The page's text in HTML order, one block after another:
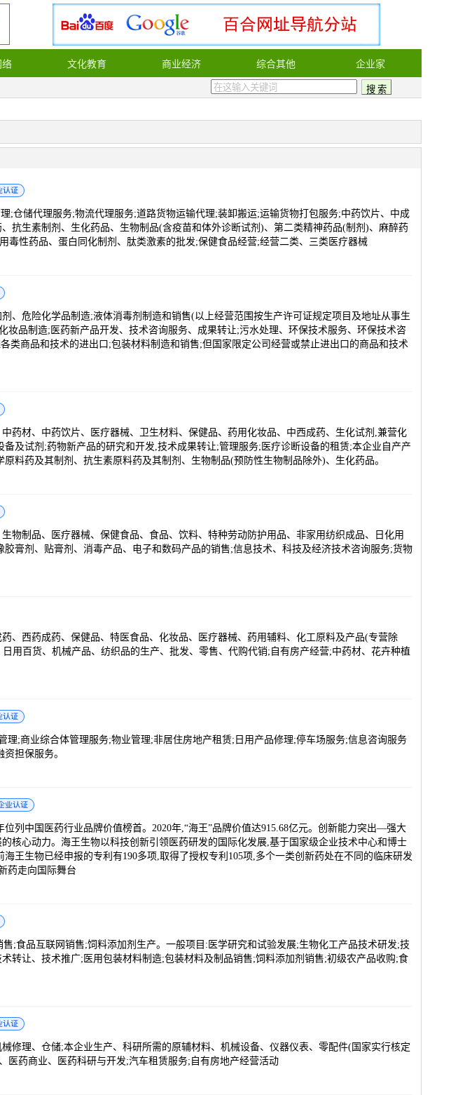
络 文化教育 商业经济 综合其他 企业家
;仓储代理服务;物流代理服务;道路货物运输代理;装卸搬运;运输货物打包服务;中药饮片、中成
抗生素制剂、生化药品、生物制品(含疫苗和体外诊断试剂)、第二类精神药品(制剂)、麻醉药
毒性药品、蛋白同化制剂、肽类激素的批发;保健食品经营;经营二类、三类医疗器械
、危险化学品制造;液体消毒剂制造和销售(以上经营范围按生产许可证规定项目及地址从事生
妆品制造;医药新产品开发、技术咨询服务、成果转让;污水处理、环保技术服务、环保技术咨
类商品和技术的进出口;包装材料制造和销售;但国家限定公司经营或禁止进出口的商品和技术
药材、中药饮片、医疗器械、卫生材料、保健品、药用化妆品、中西成药、生化试剂,兼营化
及试剂;药物新产品的研究和开发,技术成果转让;管理服务;医疗诊断设备的租赁;本企业自产产
料药及其制剂、抗生素原料药及其制剂、生物制品(预防性生物制品除外)、生化药品。
物制品、医疗器械、保健食品、食品、饮料、特种劳动防护用品、非家用纺织成品、日化用
膏剂、贴膏剂、消毒产品、电子和数码产品的销售;信息技术、科技及经济技术咨询服务;货物
、西药成药、保健品、特医食品、化妆品、医疗器械、药用辅料、化工原料及产品(专营除
用百货、机械产品、纺织品的生产、批发、零售、代购代销;自有房产经营;中药材、花卉种植
理;商业综合体管理服务;物业管理;非居住房地产租赁;日用产品修理;停车场服务;信息咨询服务
担保服务。
列中国医药行业品牌价值榜首。2020年,“海王”品牌价值达915.68亿元。创新能力突出—强大
核心动力。海王生物以科技创新引领医药研发的国际化发展,基于国家级企业技术中心和博士
王生物已经申报的专利有190多项,取得了授权专利105项,多个一类创新药处在不同的临床研发
药走向国际舞台
;食品互联网销售;饲料添加剂生产。一般项目:医学研究和试验发展;生物化工产品技术研发;技
转让、技术推广;医用包装材料制造;包装材料及制品销售;饲料添加剂销售;初级农产品收购;食
修理、仓储;本企业生产、科研所需的原辅材料、机械设备、仪器仪表、零配件(国家实行核定
医药商业、医药科研与开发;汽车租赁服务;自有房地产经营活动